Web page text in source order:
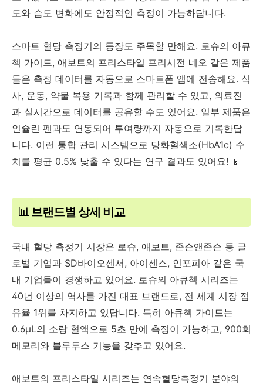
도와 습도 변화에도 안정적인 측정이 가능하답니다.
스마트 혈당 측정기의 등장도 주목할 만해요. 로슈의 아큐
첵 가이드, 애보트의 프리스타일 프리시전 네오 같은 제품
들은 측정 데이터를 자동으로 스마트폰 앱에 전송해요. 식
사, 운동, 약물 복용 기록과 함께 관리할 수 있고, 의료진
과 실시간으로 데이터를 공유할 수도 있어요. 일부 제품은
인슐린 펜과도 연동되어 투여량까지 자동으로 기록한답
니다. 이런 통합 관리 시스템으로 당화혈색소(HbA1c) 수
치를 평균 0.5% 낮출 수 있다는 연구 결과도 있어요! 📱
📊 브랜드별 상세 비교
국내 혈당 측정기 시장은 로슈, 애보트, 존슨앤존슨 등 글
로벌 기업과 SD바이오센서, 아이센스, 인포피아 같은 국
내 기업들이 경쟁하고 있어요. 로슈의 아큐첵 시리즈는
40년 이상의 역사를 가진 대표 브랜드로, 전 세계 시장 점
유율 1위를 차지하고 있답니다. 특히 아큐첵 가이드는
0.6μL의 소량 혈액으로 5초 만에 측정이 가능하고, 900회
메모리와 블루투스 기능을 갖추고 있어요.
애보트의 프리스타일 시리즈는 연속혈당측정기 분야의